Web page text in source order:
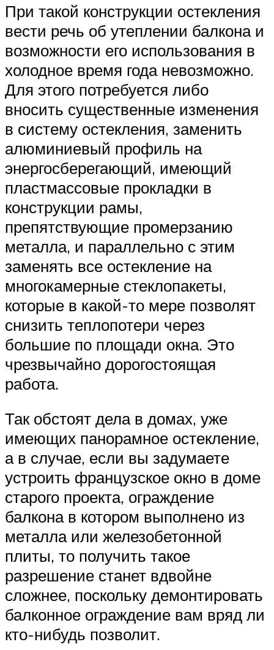
При такой конструкции остекления
вести речь об утеплении балкона и
возможности его использования в
холодное время года невозможно.
Для этого потребуется либо
вносить существенные изменения
в систему остекления, заменить
алюминиевый профиль на
энергосберегающий, имеющий
пластмассовые прокладки в
конструкции рамы,
препятствующие промерзанию
металла, и параллельно с этим
заменять все остекление на
многокамерные стеклопакеты,
которые в какой-то мере позволят
снизить теплопотери через
большие по площади окна. Это
чрезвычайно дорогостоящая
работа.
Так обстоят дела в домах, уже
имеющих панорамное остекление,
а в случае, если вы задумаете
устроить французское окно в доме
старого проекта, ограждение
балкона в котором выполнено из
металла или железобетонной
плиты, то получить такое
разрешение станет вдвойне
сложнее, поскольку демонтировать
балконное ограждение вам вряд ли
кто-нибудь позволит.